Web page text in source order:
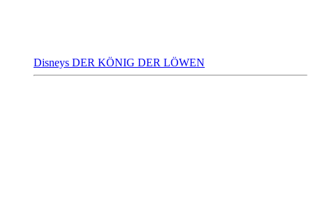
Disneys DER KÖNIG DER LÖWEN